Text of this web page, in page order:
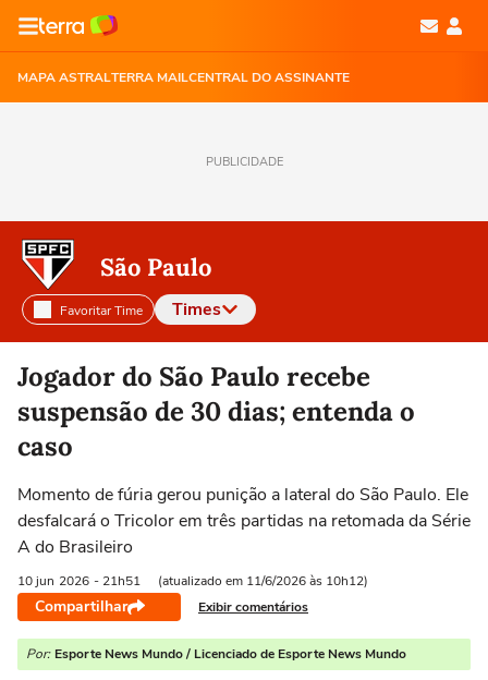
MAPA ASTRALTERRA MAILCENTRAL DO ASSINANTE
PUBLICIDADE
São Paulo
Favoritar Time Times
Selecione o time para ver as notícias
Jogador do São Paulo recebe
suspensão de 30 dias; entenda o
caso
Momento de fúria gerou punição a lateral do São Paulo. Ele
desfalcará o Tricolor em três partidas na retomada da Série
A do Brasileiro
10 jun 2026 - 21h51 (atualizado em 11/6/2026 às 10h12)
Compartilhar Exibir comentários
Por: Esporte News Mundo / Licenciado de Esporte News Mundo